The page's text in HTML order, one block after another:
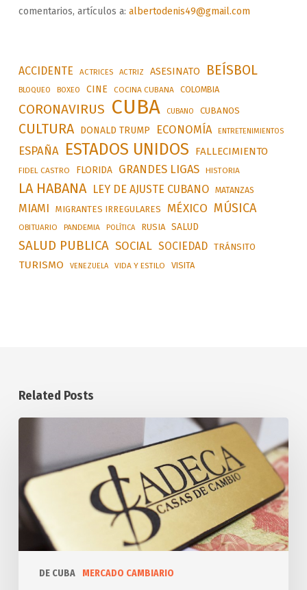
comentarios, artículos a: albertodenis49@gmail.com
ACCIDENTE ACTRICES ACTRIZ ASESINATO BEÍSBOL
BLOQUEO BOXEO CINE COCINA CUBANA COLOMBIA
CORONAVIRUS CUBA CUBANO CUBANOS
CULTURA DONALD TRUMP ECONOMÍA ENTRETENIMIENTOS
ESPAÑA ESTADOS UNIDOS FALLECIMIENTO
FIDEL CASTRO FLORIDA GRANDES LIGAS HISTORIA
LA HABANA LEY DE AJUSTE CUBANO MATANZAS
MIAMI MIGRANTES IRREGULARES MÉXICO MÚSICA
OBITUARIO PANDEMIA POLÍTICA RUSIA SALUD
SALUD PUBLICA SOCIAL SOCIEDAD TRÁNSITO
TURISMO VENEZUELA VIDA Y ESTILO VISITA
Related Posts
DE CUBA MERCADO CAMBIARIO
Cambio
de
Monedas